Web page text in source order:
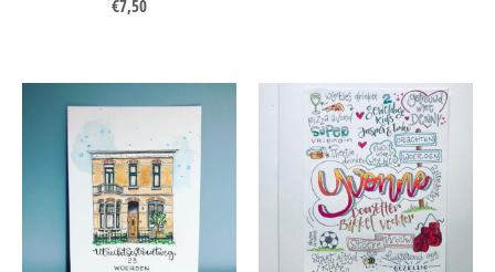
€7,50
Prijsklasse:
€75,00
€100,00